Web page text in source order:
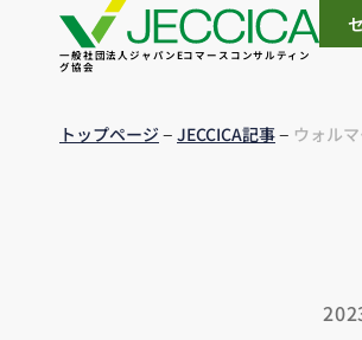
一般社団法人ジャパンEコマースコンサルティン
グ協会
トップページ– JECCICA記事– ウォル